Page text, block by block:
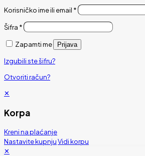
Korisničko ime ili email *
Šifra *
Zapamti me Prijava
Izgubili ste šifru?
Otvoriti račun?
✕
Korpa
Kreni na plaćanje
Nastavite kupnjuVidi korpu
✕